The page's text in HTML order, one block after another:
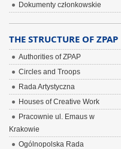
Dokumenty członkowskie
THE STRUCTURE OF ZPAP
Authorities of ZPAP
Circles and Troops
Rada Artystyczna
Houses of Creative Work
Pracownie ul. Emaus w
Krakowie
Ogólnopolska Rada